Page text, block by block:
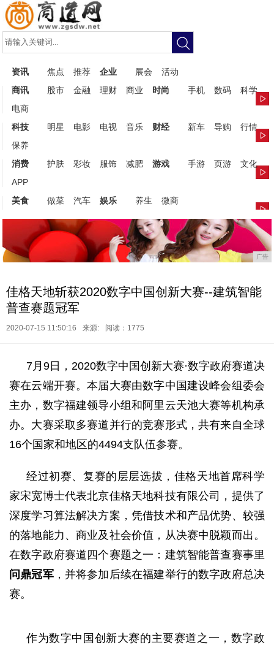
资讯 焦点 推荐 企业 展会
活动
商讯
股市 金融 理财 商业 时尚 手机 数码
科学
电商
科技
明星 电影 电视 音乐 财经 新车 导购
行情
保养
消费
护肤 彩妆 服饰 减肥 游戏 手游 页游
文化
APP
美食
做菜 汽车 娱乐 养生 微商
广告
佳格天地斩获2020数字中国创新大赛--建筑智能
普查赛题冠军
2020-07-15 11:50:16 来源: 阅读：1775
7月9日，2020数字中国创新大赛·数字政府赛道决
赛在云端开赛。本届大赛由数字中国建设峰会组委会
主办，数字福建领导小组和阿里云天池大赛等机构承
办。大赛采取多赛道并行的竞赛形式，共有来自全球
16个国家和地区的4494支队伍参赛。
经过初赛、复赛的层层选拔，佳格天地首席科学
家宋宽博士代表北京佳格天地科技有限公司，提供了
深度学习算法解决方案，凭借技术和产品优势、较强
的落地能力、商业及社会价值，从决赛中脱颖而出。
在数字政府赛道四个赛题之一：建筑智能普查赛事里
问鼎冠军，并将参加后续在福建举行的数字政府总决
赛。
作为数字中国创新大赛的主要赛道之一，数字政